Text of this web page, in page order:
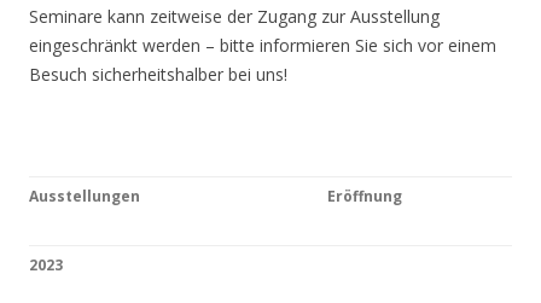
Seminare kann zeitweise der Zugang zur Ausstellung
eingeschränkt werden – bitte informieren Sie sich vor einem
Besuch sicherheitshalber bei uns!
Ausstellungen Eröffnung
2023